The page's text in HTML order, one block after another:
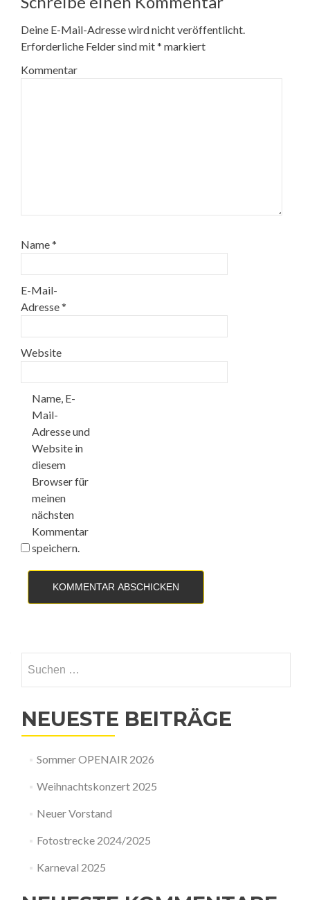
Deine E-Mail-Adresse wird nicht veröffentlicht.
Erforderliche Felder sind mit* markiert
Kommentar
Name*
E-Mail-
Adresse*
Website
Name, E-
Mail-
Adresse und
Website in
diesem
Browser für
meinen
nächsten
Kommentar
speichern.
NEUESTE BEITRÄGE
Sommer OPENAIR 2026
Weihnachtskonzert 2025
Neuer Vorstand
Fotostrecke 2024/2025
Karneval 2025